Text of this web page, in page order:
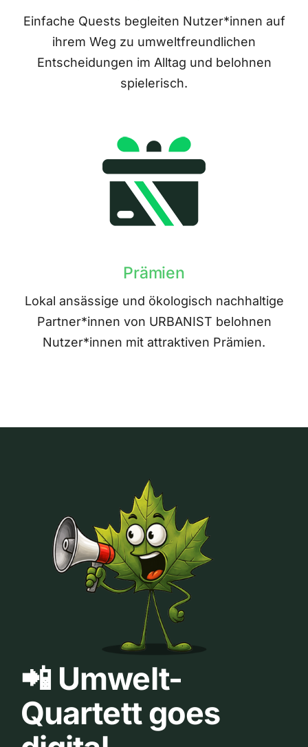
Einfache Quests begleiten Nutzer*innen auf
ihrem Weg zu umweltfreundlichen
Entscheidungen im Alltag und belohnen
spielerisch.
Prämien
Lokal ansässige und ökologisch nachhaltige
Partner*innen von URBANIST belohnen
Nutzer*innen mit attraktiven Prämien.
📲 Umwelt-
Quartett goes